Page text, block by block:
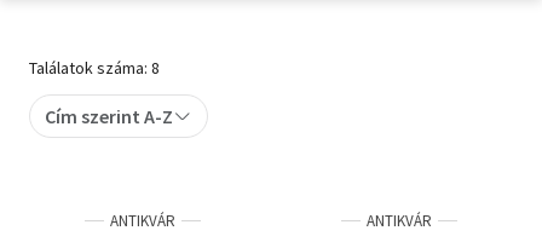
Gyermek- és ifjúsági
Találatok száma: 8
Cím szerint A-Z
ANTIKVÁR ANTIKVÁR